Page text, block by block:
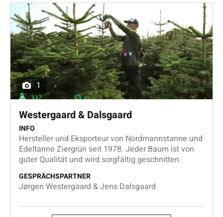
1
Westergaard & Dalsgaard
INFO
Hersteller und Eksporteur von Nordmannstanne und
Edeltanne Ziergrün seit 1978. Jeder Baum ist von
guter Qualität und wird sorgfältig geschnitten.
GESPRÄCHSPARTNER
Jørgen Westergaard & Jens Dalsgaard